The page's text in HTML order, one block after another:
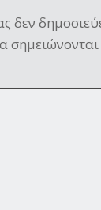
δεν
σημειώνονται